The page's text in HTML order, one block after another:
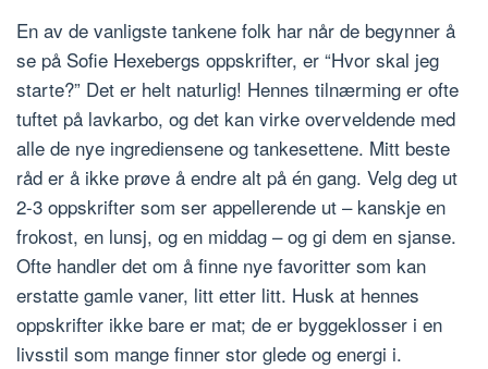
En av de vanligste tankene folk har når de begynner å
se på Sofie Hexebergs oppskrifter, er “Hvor skal jeg
starte?” Det er helt naturlig! Hennes tilnærming er ofte
tuftet på lavkarbo, og det kan virke overveldende med
alle de nye ingrediensene og tankesettene. Mitt beste
råd er å ikke prøve å endre alt på én gang. Velg deg ut
2-3 oppskrifter som ser appellerende ut – kanskje en
frokost, en lunsj, og en middag – og gi dem en sjanse.
Ofte handler det om å finne nye favoritter som kan
erstatte gamle vaner, litt etter litt. Husk at hennes
oppskrifter ikke bare er mat; de er byggeklosser i en
livsstil som mange finner stor glede og energi i.